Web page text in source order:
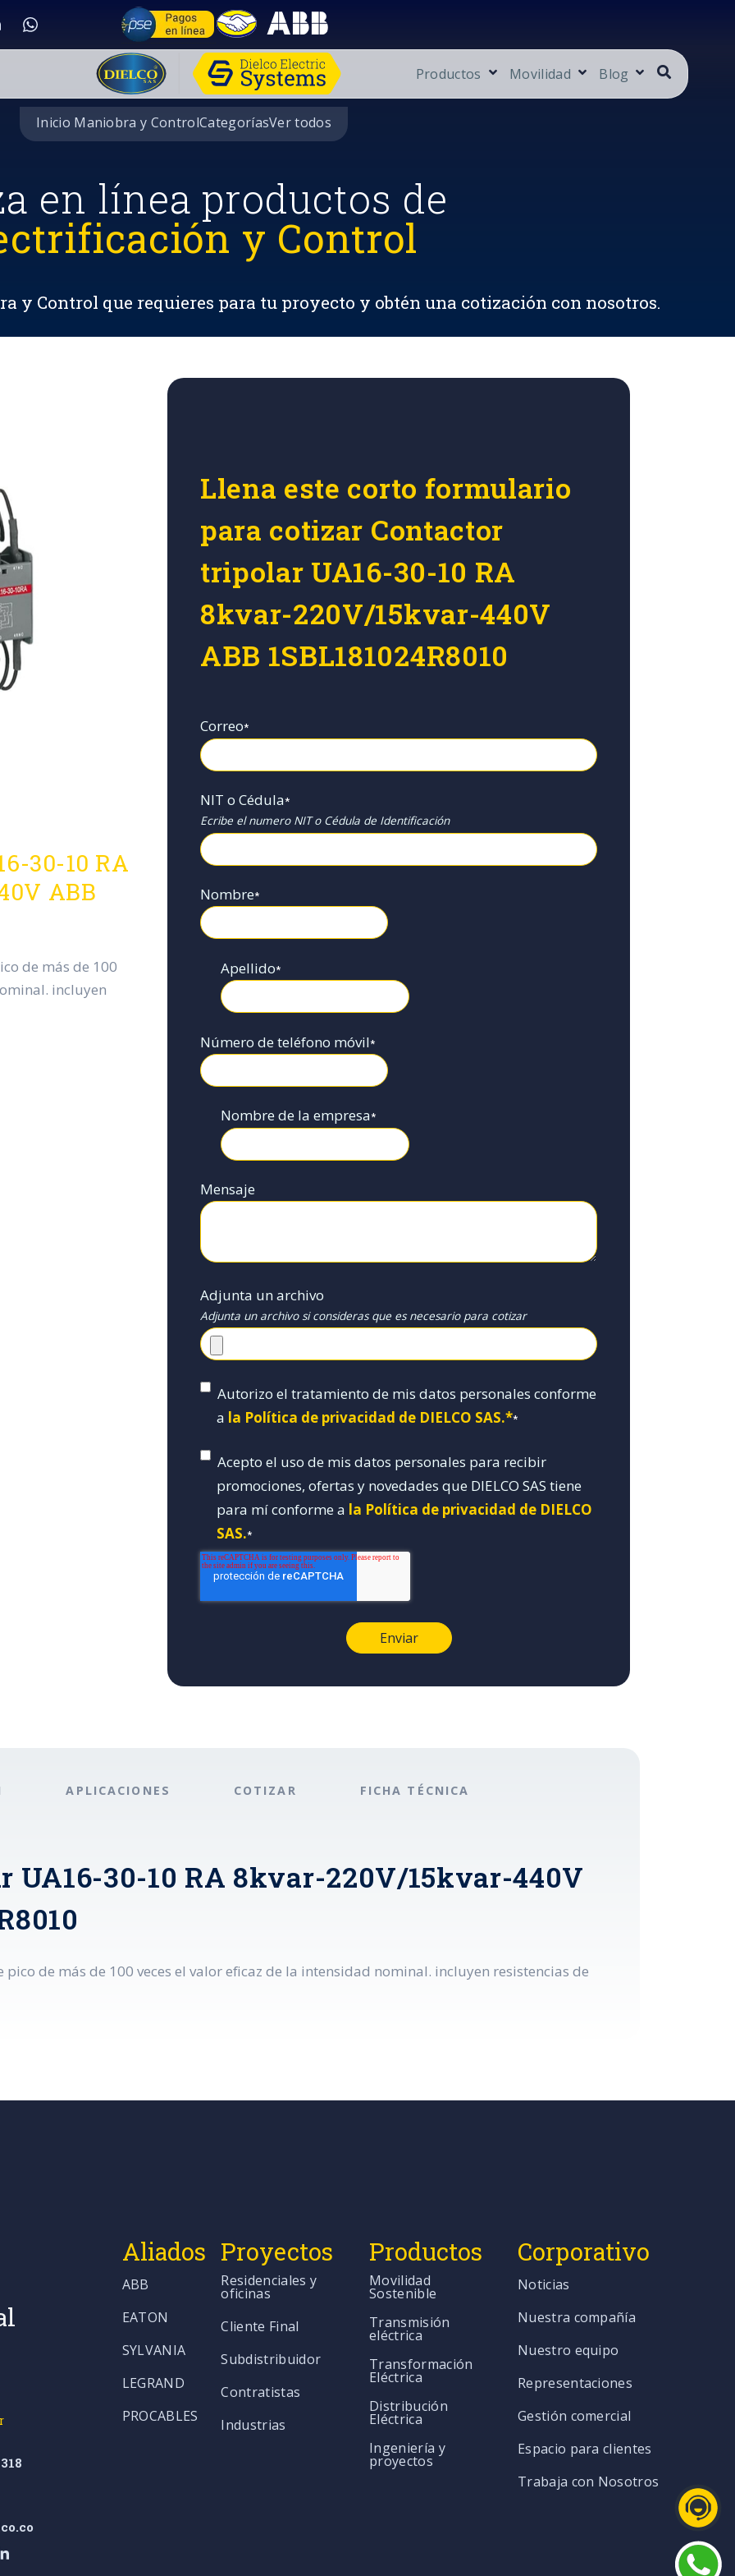
Productos Movilidad Blog
Inicio Maniobra y ControlCategoríasVer todos
en línea productos de
y Control
y Control que requieres para tu proyecto y obtén una cotización con nosotros.
30-10 RA
ABB
de más de 100
incluyen
Llena este corto formulario
para cotizar Contactor
tripolar UA16-30-10 RA
8kvar-220V/15kvar-440V
ABB 1SBL181024R8010
Correo*
NIT o Cédula*
Ecribe el numero NIT o Cédula de Identificación
Nombre*
Apellido*
Número de teléfono móvil*
Nombre de la empresa*
Mensaje
Adjunta un archivo
Adjunta un archivo si consideras que es necesario para cotizar
Autorizo el tratamiento de mis datos personales conforme
a la Política de privacidad de DIELCO SAS.**
Acepto el uso de mis datos personales para recibir
promociones, ofertas y novedades que DIELCO SAS tiene
para mí conforme a la Política de privacidad de DIELCO
SAS.*
APLICACIONES COTIZAR FICHA TÉCNICA
UA16-30-10 RA 8kvar-220V/15kvar-440V
de más de 100 veces el valor eficaz de la intensidad nominal. incluyen resistencias de
Aliados
ABB
EATON
SYLVANIA
LEGRAND
PROCABLES
Proyectos
Residenciales y
oficinas
Cliente Final
Subdistribuidor
Contratistas
Industrias
Productos
Movilidad
Sostenible
Transmisión
eléctrica
Transformación
Eléctrica
Distribución
Eléctrica
Ingeniería y
proyectos
Corporativo
Noticias
Nuestra compañía
Nuestro equipo
Representaciones
Gestión comercial
Espacio para clientes
Trabaja con Nosotros